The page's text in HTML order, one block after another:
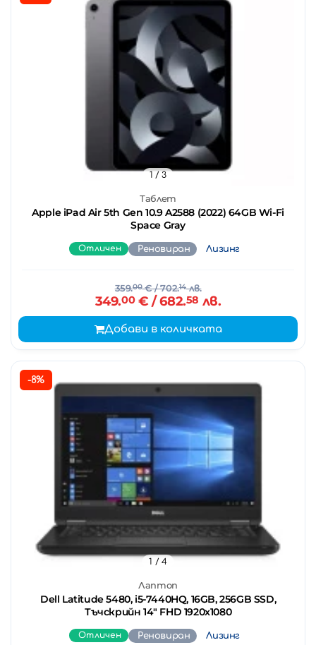
Таблет
Apple iPad Air 5th Gen 10.9 A2588 (2022) 64GB Wi-Fi
Space Gray
1 / 3
Отличен Реновиран Лизинг
359.00€/ 702.14лв.
349.00€ / 682.58 лв.
Добави в количката
-8%
Лаптоп
Dell Latitude 5480, i5-7440HQ, 16GB, 256GB SSD,
Тъчскрийн 14" FHD 1920x1080
1 / 4
Отличен Реновиран Лизинг